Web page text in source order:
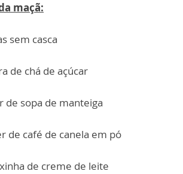
maçã:
sem casca
de chá de açúcar
de sopa de manteiga
de café de canela em pó
de creme de leite